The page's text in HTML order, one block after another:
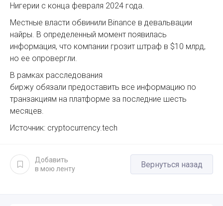
Нигерии с конца февраля 2024 года.
Местные власти обвинили Binance в девальвации
найры. В определенный момент появилась
информация, что компании грозит штраф в $10 млрд,
но ее опровергли.
В рамках расследования
биржу обязали предоставить все информацию по
транзакциям на платформе за последние шесть
месяцев.
Источник: cryptocurrency.tech
Добавить
в мою ленту
Вернуться назад